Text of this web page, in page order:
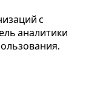
с
аналитики